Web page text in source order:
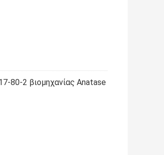
80-2 βιομηχανίας Anatase